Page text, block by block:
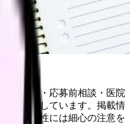
求人通知・応募前相談・医院
を設置しています。掲載情
の正確性には細心の注意を